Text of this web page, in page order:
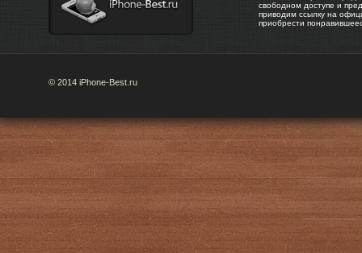
свободном доступе и
приводим ссылку на
приобрести
© 2014 iPhone-Best.ru